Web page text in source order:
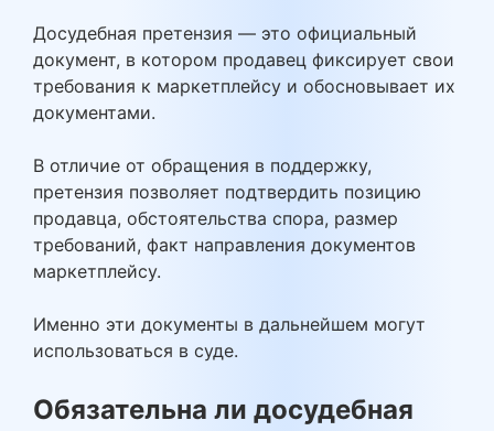
Досудебная претензия — это официальный
документ, в котором продавец фиксирует свои
требования к маркетплейсу и обосновывает их
документами.
В отличие от обращения в поддержку,
претензия позволяет подтвердить позицию
продавца, обстоятельства спора, размер
требований, факт направления документов
маркетплейсу.
Именно эти документы в дальнейшем могут
использоваться в суде.
Обязательна ли досудебная